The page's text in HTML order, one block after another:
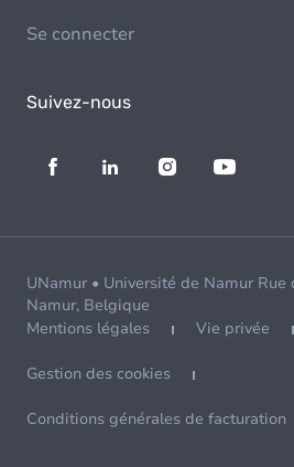
Se connecter
Suivez-nous
UNamur • Université de Namur
Namur, Belgique
Mentions légales
Vie privée
Gestion des cookies
Conditions générales de facturation